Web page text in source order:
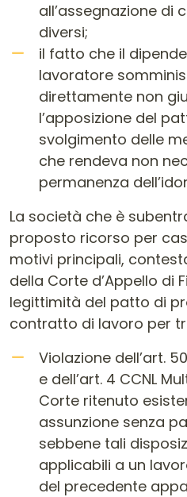
all’assegnazione di
diversi;
il fatto che il
lavoratore
direttamente non
l’apposizione del
svolgimento delle
che rendeva non
permanenza
La società che è
proposto ricorso per
motivi principali,
della Corte d’Appello di
legittimità del patto di
contratto di lavoro per
Violazione dell’art.
e dell’art. 4 CCNL
Corte ritenuto
assunzione senza
sebbene tali
applicabili a un
del precedente